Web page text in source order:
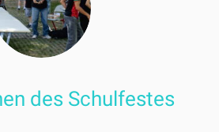
des Schulfestes